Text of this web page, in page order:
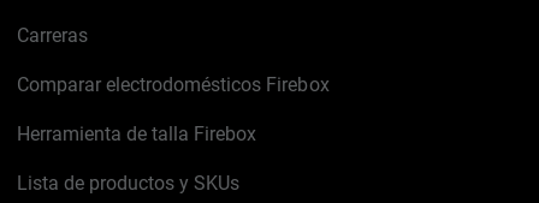
Carreras
Comparar electrodomésticos Firebox
Herramienta de talla Firebox
Lista de productos y SKUs